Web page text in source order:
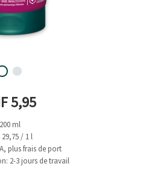
actuel
5,95
200 ml
29,75 / 1 l
plus frais de port
2-3 jours de travail